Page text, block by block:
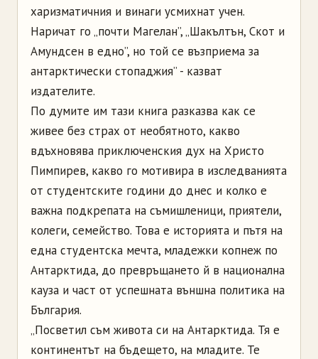
харизматичния и винаги усмихнат учен.
Наричат го „почти Магелан”, „Шакълтън, Скот и
Амундсен в едно”, но той се възприема за
антарктически стопаджия” - казват
издателите.
По думите им тази книга разказва как се
живее без страх от необятното, какво
вдъхновява приключенския дух на Христо
Пимпирев, какво го мотивира в изследванията
от студентските години до днес и колко е
важна подкрепата на съмишленици, приятели,
колеги, семейство. Това е историята и пътя на
една студентска мечта, младежки копнеж по
Антарктида, до превръщането й в национална
кауза и част от успешната външна политика на
България.
„Посветил съм живота си на Антарктида. Тя е
континентът на бъдещето, на младите. Те